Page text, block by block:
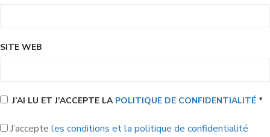
SITE WEB
J’AI LU ET J’ACCEPTE LA POLITIQUE DE CONFIDENTIALITÉ *
J’accepte les conditions et la politique de confidentialité